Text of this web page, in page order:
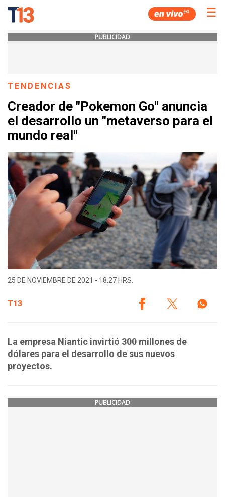
☰
PUBLICIDAD
TENDENCIAS
Creador de "Pokemon Go" anuncia
el desarrollo un "metaverso para el
mundo real"
25 DE NOVIEMBRE DE 2021 - 18:27 HRS.
T13
La empresa Niantic invirtió 300 millones de
dólares para el desarrollo de sus nuevos
proyectos.
PUBLICIDAD